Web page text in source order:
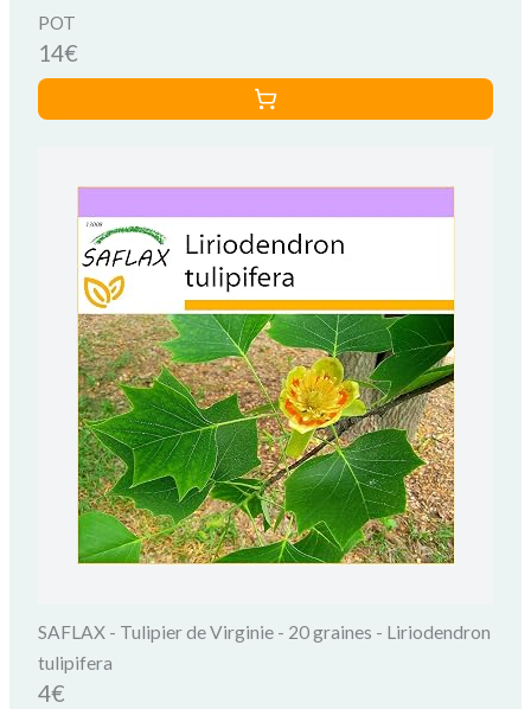
POT
14€
SAFLAX - Tulipier de Virginie - 20 graines - Liriodendron
tulipifera
4€